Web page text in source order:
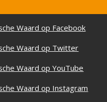
Waard op Facebook
Waard op Twitter
Waard op YouTube
Waard op Instagram